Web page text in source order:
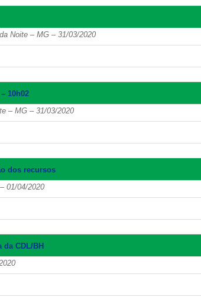
Noite – MG – 31/03/2020
10h02
– MG – 31/03/2020
dos recursos
01/04/2020
CDL/BH